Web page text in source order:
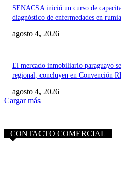
SENACSA inició un curso de
diagnóstico de enfermedades en
agosto 4, 2026
El mercado inmobiliario paraguayo
regional, concluyen en Convención
agosto 4, 2026
Cargar más
CONTACTO COMERCIAL